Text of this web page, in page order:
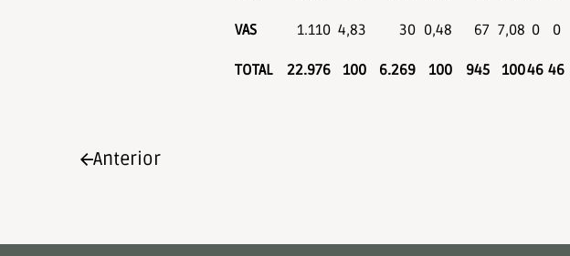
VAS 1.110 4,83 30 0,48 67 7,08 0 0
TOTAL 22.976 100 6.269 100 945 10046 46
Anterior